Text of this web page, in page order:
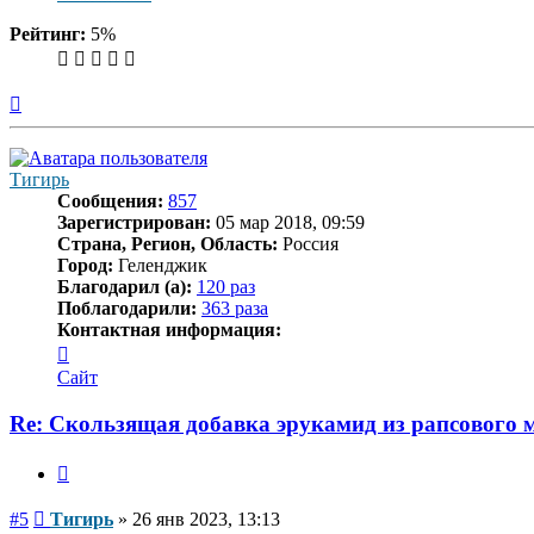
Рейтинг: 5%
Тигирь
Сообщения: 857
Зарегистрирован: 05 мар 2018, 09:59
Страна, Регион, Область: Россия
Город: Геленджик
Благодарил (а): 120 раз
Поблагодарили: 363 раза
Контактная информация:
информация
пользователя
Сайт
Re: Скользящая добавка эрукамид из рапсового
#5 Сообщение
Тигирь » 26 янв 2023, 13:13